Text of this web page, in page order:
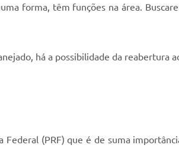
forma, têm funções na área.
há a possibilidade da reabertura
(PRF) que é de suma